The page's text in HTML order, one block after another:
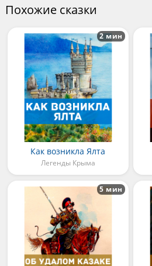
Похожие сказки
Как возникла Ялта
Легенды Крыма
2 мин
5 мин